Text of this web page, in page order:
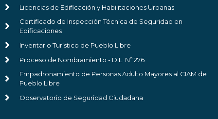
Licencias de Edificación y Habilitaciones Urbanas
Certificado de Inspección Técnica de Seguridad en
Edificaciones
Inventario Turístico de Pueblo Libre
Proceso de Nombramiento - D.L. Nº 276
Empadronamiento de Personas Adulto Mayores al CIAM de
Pueblo Libre
Observatorio de Seguridad Ciudadana